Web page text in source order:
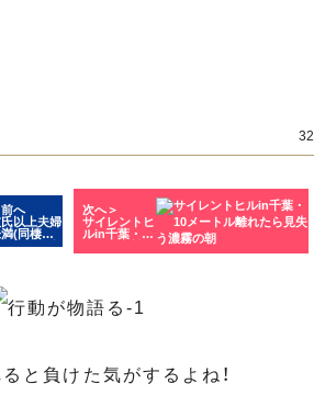
32
前へ
以上夫婦
(同棲を
めて15年
次へ＞
サイレントヒ
ルin千葉・10
たら見失う濃
と負けた気がするよね！